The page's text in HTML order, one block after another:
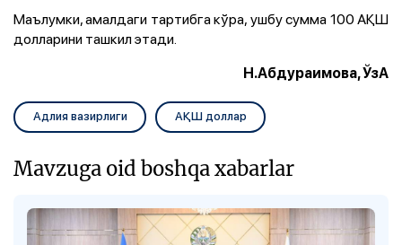
Маълумки, амалдаги тартибга кўра, ушбу сумма 100 АҚШ
долларини ташкил этади.
Н.Абдураимова, ЎзА
Адлия вазирлиги АҚШ доллар
Mavzuga oid boshqa xabarlar